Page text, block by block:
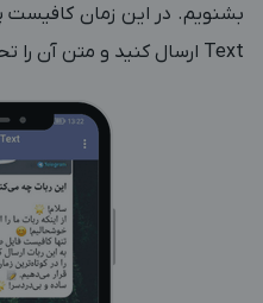
Text ارسال کنید و متن آن را تحویل بگیرید.